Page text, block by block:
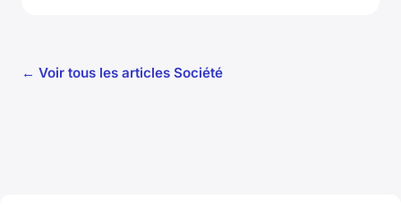
← Voir tous les articles Société